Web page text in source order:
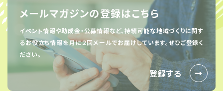
メールマガジンの登録はこちら
イベント情報や助成金・公募情報など、持続可能な地域づくりに関す
るお役立ち情報を月に２回メールでお届けしています。ぜひご登録く
ださい。
登録する